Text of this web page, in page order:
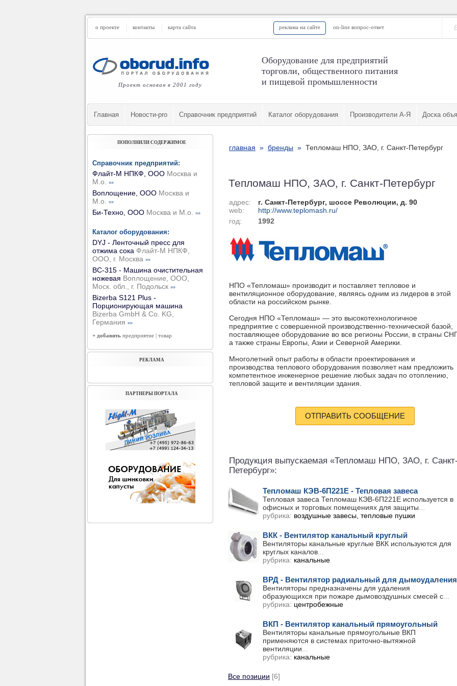
о проекте контакты карта сайта реклама на сайте on-line вопрос-ответ
Проект основан в 2001 году
Оборудование для предприятий
торговли, общественного питания
и пищевой промышленности
Главная Новости-pro Cправочник предприятий Каталог оборудования Производители А-Я Доска
главная » бренды » Тепломаш НПО, ЗАО, г. Санкт-Петербург
Тепломаш НПО, ЗАО, г. Санкт-Петербург
адрес:
г. Санкт-Петербург, шоссе Революции, д. 90
web:
http://www.teplomash.ru/
год:
1992
НПО «Тепломаш» производит и поставляет тепловое и
вентиляционное оборудование, являясь одним из лидеров в этой
области на российском рынке.
Сегодня НПО «Тепломаш» — это высокотехнологичное
предприятие с совершенной производственно-технической базой,
поставляющее оборудование во все регионы России, в страны
а также страны Европы, Азии и Северной Америки.
Многолетний опыт работы в области проектирования и
производства теплового оборудования позволяет нам предложить
компетентное инженерное решение любых задач по отоплению,
тепловой защите и вентиляции здания.
ОТПРАВИТЬ СООБЩЕНИЕ
Продукция выпускаемая «Тепломаш НПО, ЗАО, г.
Петербург»:
Тепломаш КЭВ-6П221Е - Тепловая завеса
Тепловая завеса Тепломаш КЭВ-6П221Е используется в
офисных и торговых помещениях для защиты
рубрика: воздушные завесы, тепловые пушки
ВКК - Вентилятор канальный круглый
Вентиляторы канальные круглые ВКК используются для
круглых каналов
рубрика: канальные
ВРД - Вентилятор радиальный для дымоудаления
Вентиляторы предназначены для удаления
образующихся при пожаре дымовоздушных смесей с
рубрика: центробежные
ВКП - Вентилятор канальный прямоугольный
Вентиляторы канальные прямоугольные ВКП
применяются в системах приточно-вытяжной
вентиляции
рубрика: канальные
Все позиции [6]
ПОПОЛНИЛИ СОДЕРЖИМОЕ
Справочник предприятий:
Флайт-М НПКФ, ООО Москва и
М.о.
»»
Воплощение, ООО Москва и
М.о.
»»
Би-Техно, ООО Москва и М.о. »»
Каталог оборудования:
DYJ - Ленточный пресс для
отжима сока Флайт-М НПКФ,
ООО, г. Москва »»
ВС-315 - Машина очистительная
ножевая Воплощение, ООО,
Моск. обл., г. Подольск »»
Bizerba S121 Plus -
Порционирующая машина
Bizerba GmbH & Co. KG,
Германия »»
+ добавить предприятие | товар
РЕКЛАМА
ПАРТНЕРЫ ПОРТАЛА